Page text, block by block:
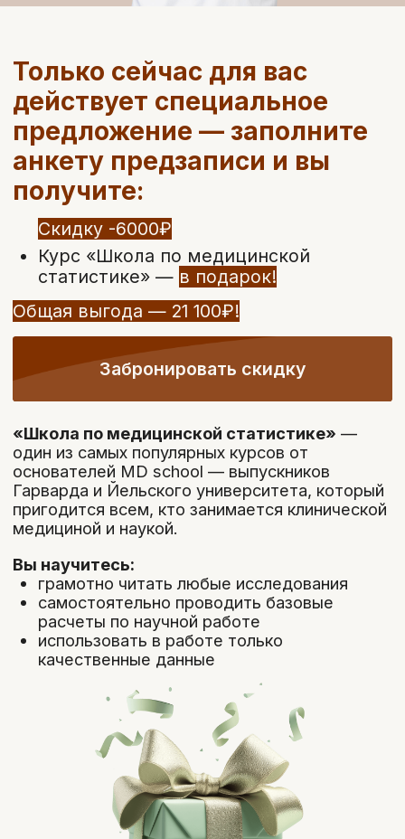
Практикующим
гинекологам
— чтобы уверенно вести пациенток с
нарушением фертильности
Амбулаторным
специалистам,
Врачам смежных
специальностей,
которые хотят лучше разбираться в
вопросах бесплодия
Ординаторам,
планирующим работать в
ведения пар с репродуктивными
Кому подойдет курс?